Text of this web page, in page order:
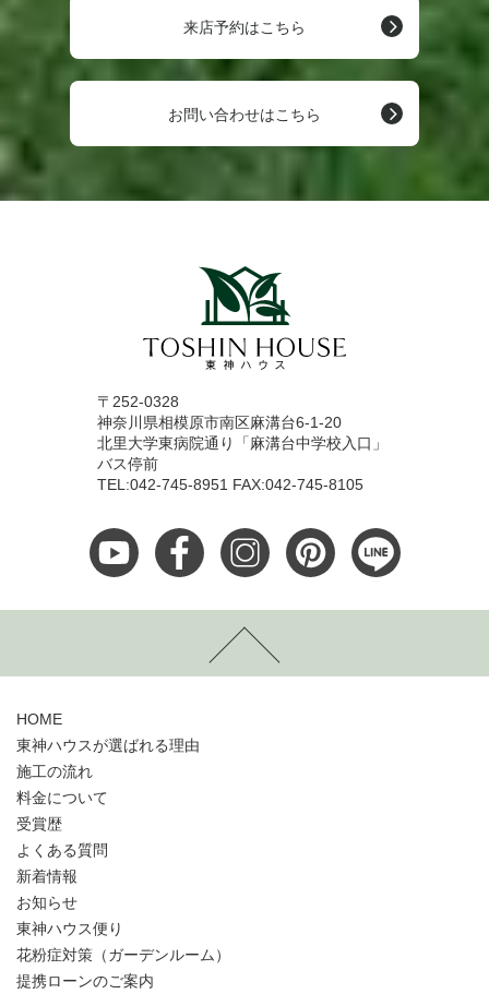
来店予約はこちら
お問い合わせはこちら
〒252-0328
神奈川県相模原市南区麻溝台6-1-20
北里大学東病院通り「麻溝台中学校入口」
バス停前
TEL:042-745-8951 FAX:042-745-8105
HOME
東神ハウスが選ばれる理由
施工の流れ
料金について
受賞歴
よくある質問
新着情報
お知らせ
東神ハウス便り
花粉症対策（ガーデンルーム）
提携ローンのご案内